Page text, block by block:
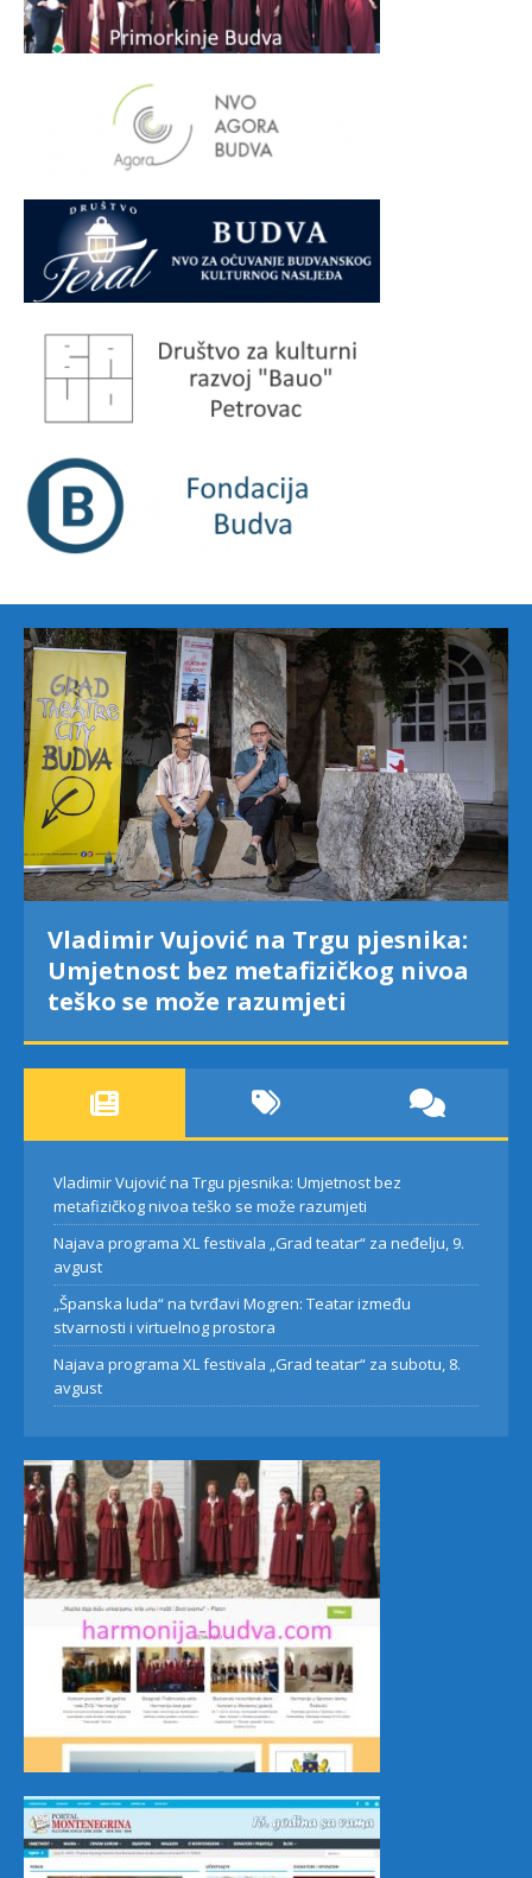
Vladimir Vujović na Trgu pjesnika:
Umjetnost bez metafizičkog nivoa
teško se može razumjeti
Vladimir Vujović na Trgu pjesnika: Umjetnost bez
metafizičkog nivoa teško se može razumjeti
Najava programa XL festivala „Grad teatar“ za neđelju, 9.
avgust
„Španska luda“ na tvrđavi Mogren: Teatar između
stvarnosti i virtuelnog prostora
Najava programa XL festivala „Grad teatar“ za subotu, 8.
avgust